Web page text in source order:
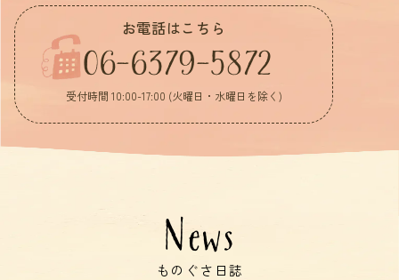
お電話はこちら
06-6379-5872
受付時間 10:00-17:00 (火曜日・水曜日を除く)
News
ものぐさ日誌